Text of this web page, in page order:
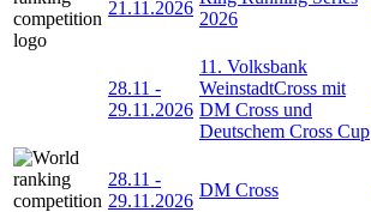
21.11.2026
2026
28.11 -
29.11.2026
11. Volksbank
WeinstadtCross mit
DM Cross und
Deutschem Cross Cup
28.11 -
29.11.2026
DM Cross